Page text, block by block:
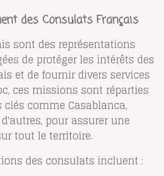
des Consulats Français
sont des représentations
de protéger les intérêts des
et de fournir divers services
ces missions sont réparties
comme Casablanca,
pour assurer une
tout le territoire.
des consulats incluent :